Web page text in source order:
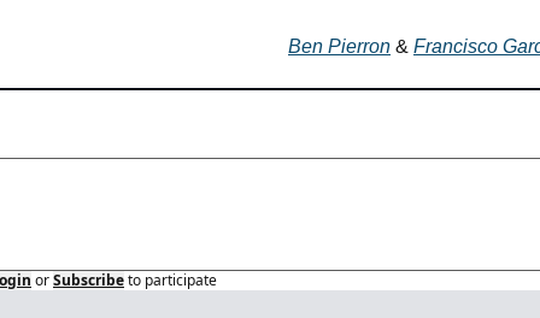
Ben Pierron & Francisco
orSubscribeto participate